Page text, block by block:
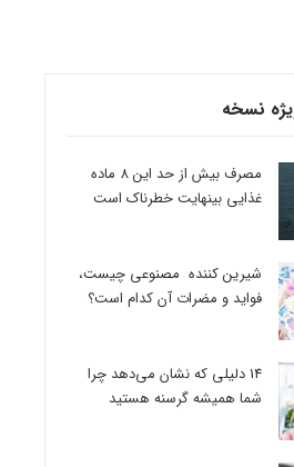
نسخه
مصرف بیش از حد این 8 ماده
غذایی بینهایت خطرناک است
شیرین کننده مصنوعی چیست،
فواید و مضرات آن کدام است؟
14 دلیلی که نشان می‌دهد چرا
شما همیشه گرسنه هستید